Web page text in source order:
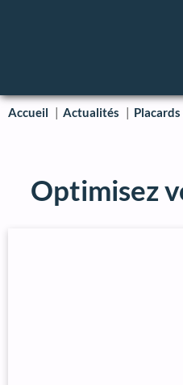
Accueil Actualités
Optimisez